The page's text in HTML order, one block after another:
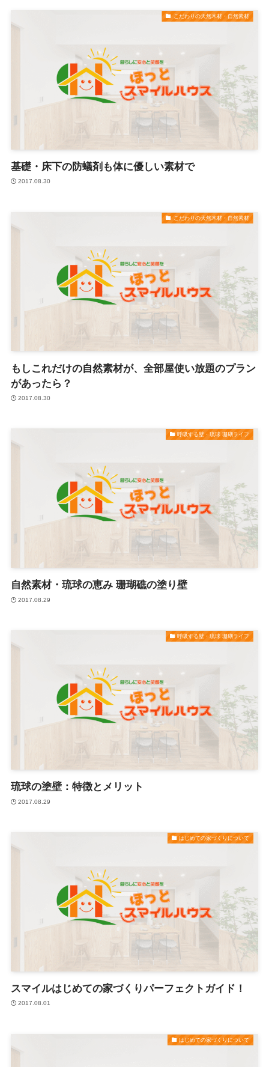
こだわりの天然木材・自然素材
基礎・床下の防蟻剤も体に優しい素材で
2017.08.30
こだわりの天然木材・自然素材
もしこれだけの自然素材が、全部屋使い放題のプラン
があったら？
2017.08.30
呼吸する壁・琉球 珊瑚ライフ
自然素材・琉球の恵み 珊瑚礁の塗り壁
2017.08.29
呼吸する壁・琉球 珊瑚ライフ
琉球の塗壁：特徴とメリット
2017.08.29
はじめての家づくりについて
スマイルはじめての家づくりパーフェクトガイド！
2017.08.01
はじめての家づくりについて